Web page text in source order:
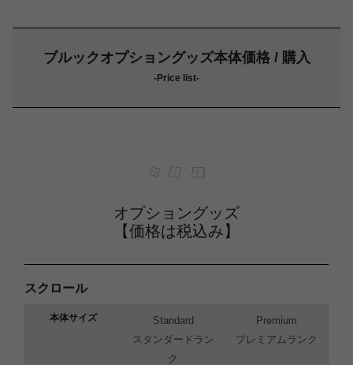
ブルックオプショングッズ本体価格 / 購入
-Price list-
オプショングッズ
【価格は税込み】
スクロール
本体サイズ
Standard
スタンダードラン
ク
Premium
プレミアムランク